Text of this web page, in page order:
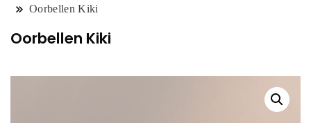
Oorbellen Kiki
Oorbellen Kiki